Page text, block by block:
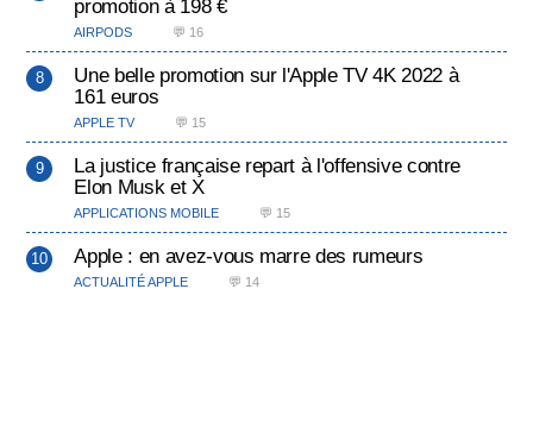
promotion à 198 €
AIRPODS 💬 16
Une belle promotion sur l'Apple TV 4K 2022 à
161 euros
APPLE TV 💬 15
La justice française repart à l'offensive contre
Elon Musk et X
APPLICATIONS MOBILE 💬 15
Apple : en avez-vous marre des rumeurs
ACTUALITÉ APPLE 💬 14